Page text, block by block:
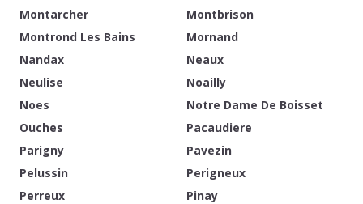
Montarcher
Montbrison
Montrond Les Bains
Mornand
Nandax
Neaux
Neulise
Noailly
Noes
Notre Dame De Boisset
Ouches
Pacaudiere
Parigny
Pavezin
Pelussin
Perigneux
Perreux
Pinay